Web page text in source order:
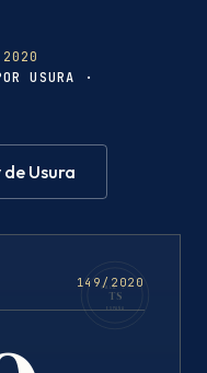
USURA ·
de Usura
149/2020
SALA 1ª
TS
ESPAÑA